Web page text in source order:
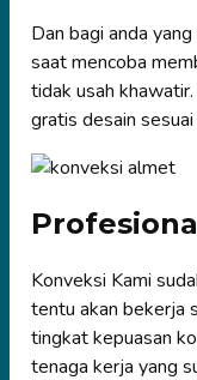
Dan bagi anda
saat mencoba
tidak usah
gratis desain
Konveksi Kami
tentu akan bekerja
tingkat kepuasan
tenaga kerja yang